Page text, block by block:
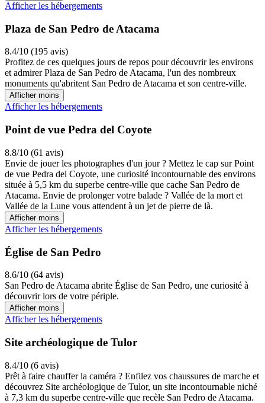
Afficher les hébergements
Plaza de San Pedro de Atacama
8.4/10 (195 avis)
Profitez de ces quelques jours de repos pour découvrir les environs
et admirer Plaza de San Pedro de Atacama, l'un des nombreux
monuments qu'abritent San Pedro de Atacama et son centre-ville.
Afficher moins
Afficher les hébergements
Point de vue Pedra del Coyote
8.8/10 (61 avis)
Envie de jouer les photographes d'un jour ? Mettez le cap sur Point
de vue Pedra del Coyote, une curiosité incontournable des environs
située à 5,5 km du superbe centre-ville que cache San Pedro de
Atacama. Envie de prolonger votre balade ? Vallée de la mort et
Vallée de la Lune vous attendent à un jet de pierre de là.
Afficher moins
Afficher les hébergements
Église de San Pedro
8.6/10 (64 avis)
San Pedro de Atacama abrite Église de San Pedro, une curiosité à
découvrir lors de votre périple.
Afficher moins
Afficher les hébergements
Site archéologique de Tulor
8.4/10 (6 avis)
Prêt à faire chauffer la caméra ? Enfilez vos chaussures de marche et
découvrez Site archéologique de Tulor, un site incontournable niché
à 7,3 km du superbe centre-ville que recèle San Pedro de Atacama.